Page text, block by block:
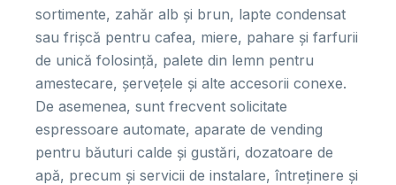
sortimente, zahăr alb și brun, lapte condensat
sau frișcă pentru cafea, miere, pahare și farfurii
de unică folosință, palete din lemn pentru
amestecare, șervețele și alte accesorii conexe.
De asemenea, sunt frecvent solicitate
espressoare automate, aparate de vending
pentru băuturi calde și gustări, dozatoare de
apă, precum și servicii de instalare, întreținere și